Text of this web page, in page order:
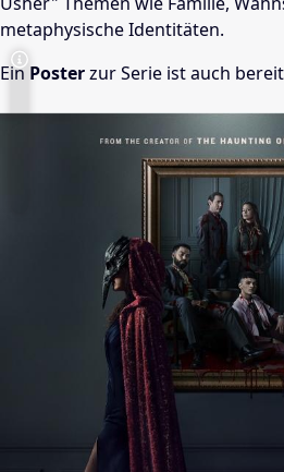
metaphysische Identitäten.
EinPosterzur Serie ist auch